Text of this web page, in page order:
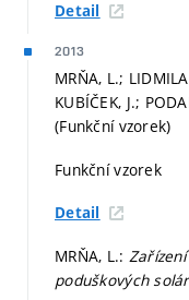
Detail
2013
MRŇA, L.;
KUBÍČEK, J.;
(Funkční vzorek)
Funkční vzorek
Detail
MRŇA, L.:
poduškových